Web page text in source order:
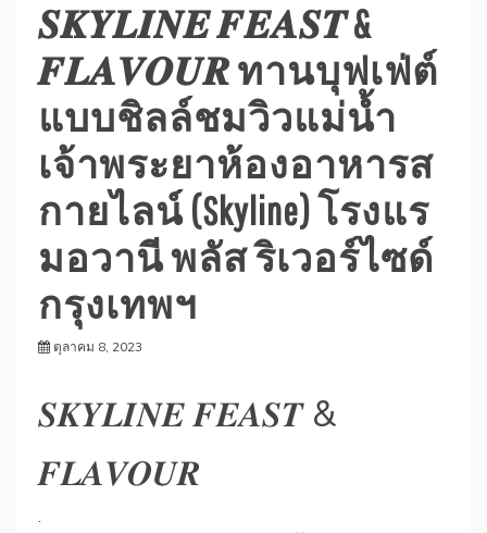
𝑺𝑲𝒀𝑳𝑰𝑵𝑬 𝑭𝑬𝑨𝑺𝑻 &
𝑭𝑳𝑨𝑽𝑶𝑼𝑹 ทานบุฟเฟ่ต์
แบบชิลล์ชมวิวแม่น้ำ
เจ้าพระยาห้องอาหารส
กายไลน์ (Skyline) โรงแร
มอวานี พลัส ริเวอร์ไซด์
กรุงเทพฯ
ตุลาคม 8, 2023
𝑺𝑲𝒀𝑳𝑰𝑵𝑬 𝑭𝑬𝑨𝑺𝑻 &
𝑭𝑳𝑨𝑽𝑶𝑼𝑹
.